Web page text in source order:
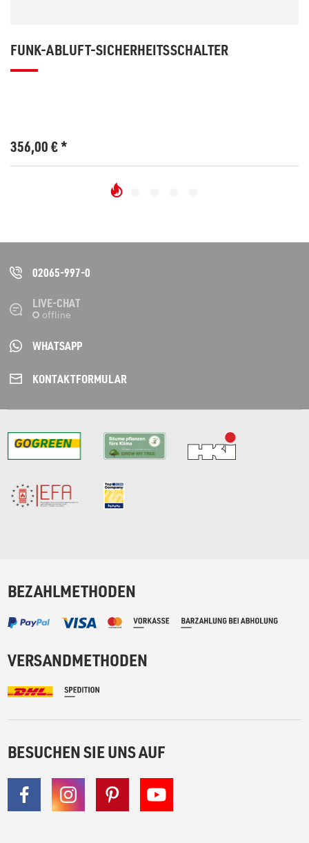
FUNK-ABLUFT-SICHERHEITSSCHALTER
356,00€*
02065-997-0
LIVE-CHAT
WHATSAPP
KONTAKT­FORMULAR
BEZAHLMETHODEN
VERSANDMETHODEN
BESUCHEN SIE UNS AUF